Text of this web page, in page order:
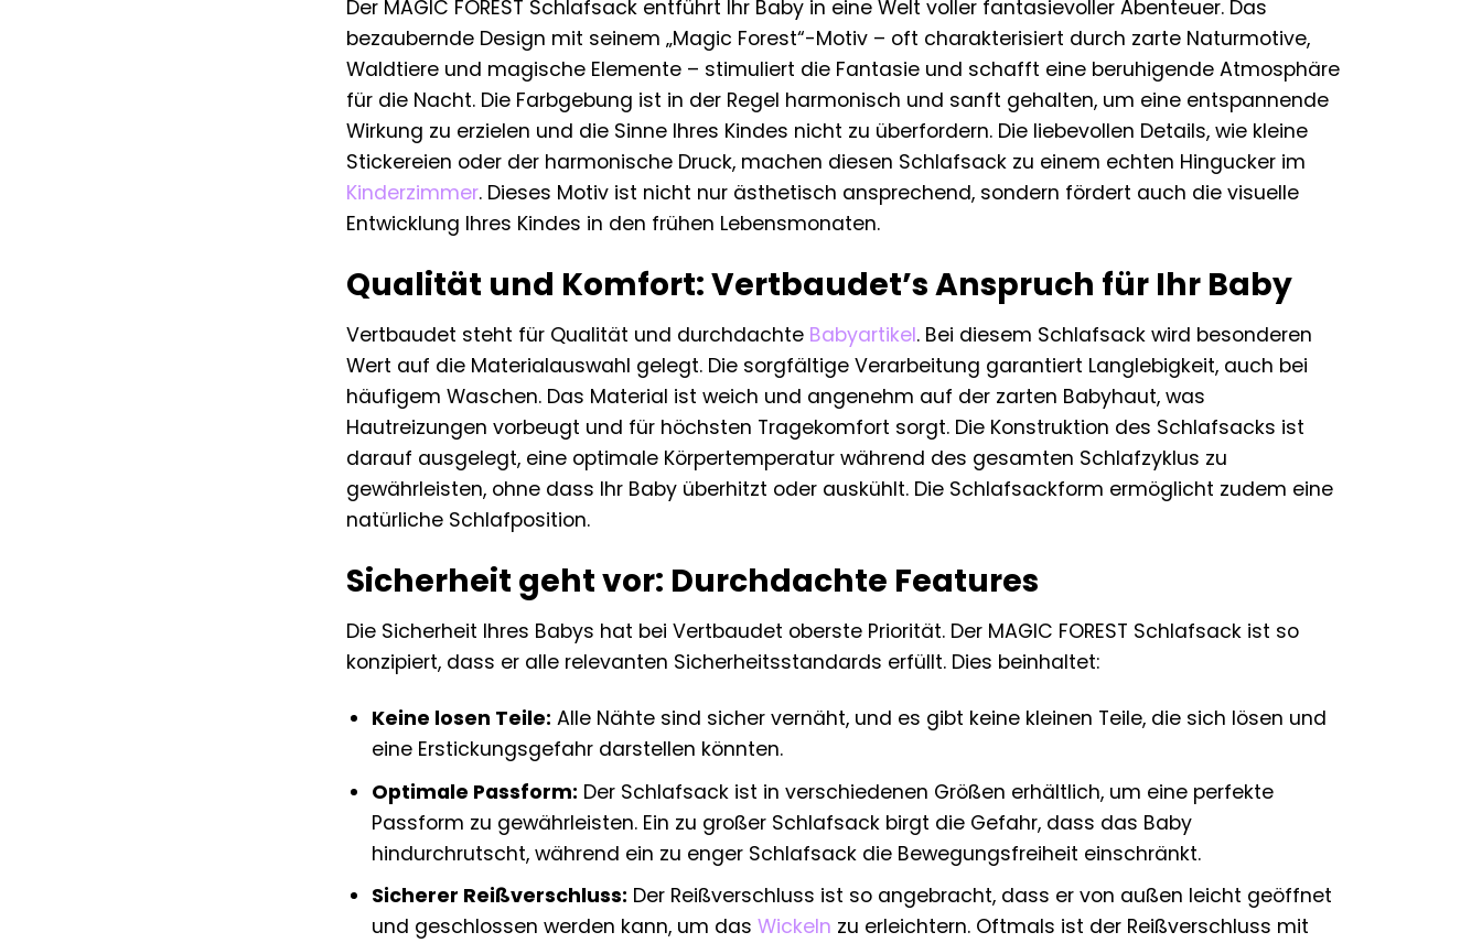
Der MAGIC FOREST Schlafsack entführt Ihr Baby in eine Welt voller fantasievoller Abenteuer. Das
bezaubernde Design mit seinem „Magic Forest“-Motiv – oft charakterisiert durch zarte Naturmotive,
Waldtiere und magische Elemente – stimuliert die Fantasie und schafft eine beruhigende Atmosphäre
für die Nacht. Die Farbgebung ist in der Regel harmonisch und sanft gehalten, um eine entspannende
Wirkung zu erzielen und die Sinne Ihres Kindes nicht zu überfordern. Die liebevollen Details, wie kleine
Stickereien oder der harmonische Druck, machen diesen Schlafsack zu einem echten Hingucker im
Kinderzimmer. Dieses Motiv ist nicht nur ästhetisch ansprechend, sondern fördert auch die visuelle
Entwicklung Ihres Kindes in den frühen Lebensmonaten.
Qualität und Komfort: Vertbaudet’s Anspruch für Ihr Baby
Vertbaudet steht für Qualität und durchdachte Babyartikel. Bei diesem Schlafsack wird besonderen
Wert auf die Materialauswahl gelegt. Die sorgfältige Verarbeitung garantiert Langlebigkeit, auch bei
häufigem Waschen. Das Material ist weich und angenehm auf der zarten Babyhaut, was
Hautreizungen vorbeugt und für höchsten Tragekomfort sorgt. Die Konstruktion des Schlafsacks ist
darauf ausgelegt, eine optimale Körpertemperatur während des gesamten Schlafzyklus zu
gewährleisten, ohne dass Ihr Baby überhitzt oder auskühlt. Die Schlafsackform ermöglicht zudem eine
natürliche Schlafposition.
Sicherheit geht vor: Durchdachte Features
Die Sicherheit Ihres Babys hat bei Vertbaudet oberste Priorität. Der MAGIC FOREST Schlafsack ist so
konzipiert, dass er alle relevanten Sicherheitsstandards erfüllt. Dies beinhaltet:
Keine losen Teile: Alle Nähte sind sicher vernäht, und es gibt keine kleinen Teile, die sich lösen und
eine Erstickungsgefahr darstellen könnten.
Optimale Passform: Der Schlafsack ist in verschiedenen Größen erhältlich, um eine perfekte
Passform zu gewährleisten. Ein zu großer Schlafsack birgt die Gefahr, dass das Baby
hindurchrutscht, während ein zu enger Schlafsack die Bewegungsfreiheit einschränkt.
Sicherer Reißverschluss: Der Reißverschluss ist so angebracht, dass er von außen leicht geöffnet
und geschlossen werden kann, um das Wickeln zu erleichtern. Oftmals ist der Reißverschluss mit